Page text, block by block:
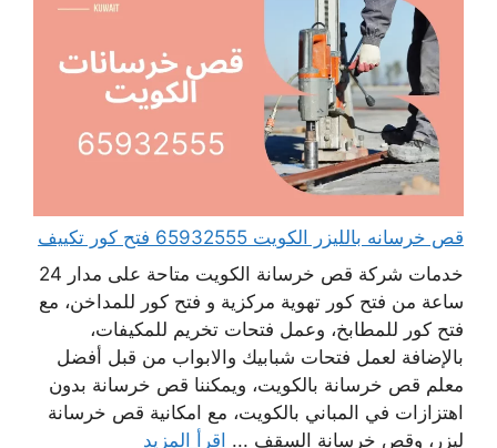
قص خرسانه بالليزر الكويت 65932555 فتح كور تكييف
خدمات شركة قص خرسانة الكويت متاحة على مدار 24
ساعة من فتح كور تهوية مركزية و فتح كور للمداخن، مع
فتح كور للمطابخ، وعمل فتحات تخريم للمكيفات،
بالإضافة لعمل فتحات شبابيك والابواب من قبل أفضل
معلم قص خرسانة بالكويت، ويمكننا قص خرسانة بدون
اهتزازات في المباني بالكويت، مع امكانية قص خرسانة
ليزر، وقص خرسانة السقف ... اقرأ المزيد